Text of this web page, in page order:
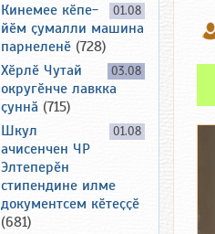
01.08
Кинемее кӗпе-
йӗм ҫумалли машина
парнеленӗ (728)
03.08
Хӗрлӗ Чутай
округӗнче лавкка
ҫуннӑ (715)
01.08
Шкул
ачисенчен ЧР
Элтеперӗн
стипендине илме
документсем кӗтеҫҫӗ
(681)